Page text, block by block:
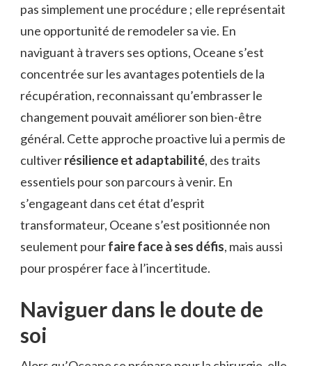
pas simplement une procédure ; elle représentait
une opportunité de remodeler sa vie. En
naviguant à travers ses options, Oceane s’est
concentrée sur les avantages potentiels de la
récupération, reconnaissant qu’embrasser le
changement pouvait améliorer son bien-être
général. Cette approche proactive lui a permis de
cultiverrésilience et adaptabilité, des traits
essentiels pour son parcours à venir. En
s’engageant dans cet état d’esprit
transformateur, Oceane s’est positionnée non
seulement pourfaire face à ses défis, mais aussi
pour prospérer face à l’incertitude.
Naviguer dans le doute de
soi